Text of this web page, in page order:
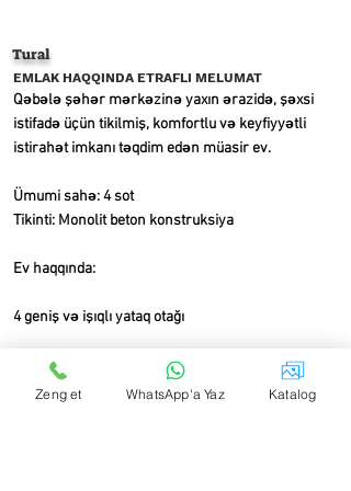
Tural
EMLAK HAQQINDA ETRAFLI MELUMAT
Qəbələ şəhər mərkəzinə yaxın ərazidə, şəxsi
istifadə üçün tikilmiş, komfortlu və keyfiyyətli
istirahət imkanı təqdim edən müasir ev.
Ümumi sahə: 4 sot
Tikinti: Monolit beton konstruksiya
Ev haqqında:
4 geniş və işıqlı yataq otağı
Studio tipli oturma otağı və mətbəx
Zeng et WhatsApp'a Yaz Katalog